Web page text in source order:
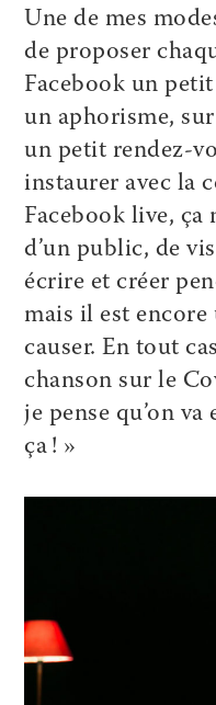
Une de mes
de proposer
Facebook un
un aphorisme, sur
un petit rendez-
instaurer avec la
Facebook live, ça
d’un public, de
écrire et créer
mais il est
causer. En tout
chanson sur le
je pense qu’on
ça ! »